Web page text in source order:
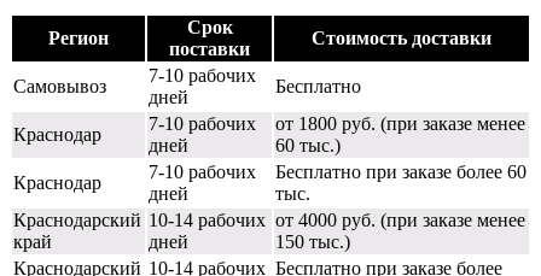
Регион
Срок
поставки
Стоимость доставки
Самовывоз
7-10 рабочих
дней
Бесплатно
Краснодар
7-10 рабочих
дней
от 1800 руб. (при заказе менее
60 тыс.)
Краснодар
7-10 рабочих
дней
Бесплатно при заказе более 60
тыс.
Краснодарский
край
10-14 рабочих
дней
от 4000 руб. (при заказе менее
150 тыс.)
Краснодарский 10-14 рабочих Бесплатно при заказе более